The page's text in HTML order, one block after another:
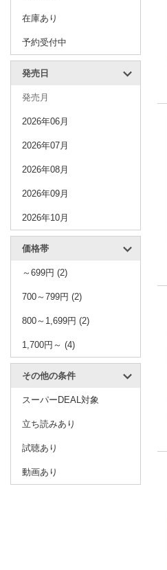
在庫あり
予約受付中
発売日
発売月
2026年06月
2026年07月
2026年08月
2026年09月
2026年10月
価格帯
～699円 (2)
700～799円 (2)
800～1,699円 (2)
1,700円～ (4)
その他の条件
スーパーDEAL対象
立ち読みあり
試聴あり
動画あり